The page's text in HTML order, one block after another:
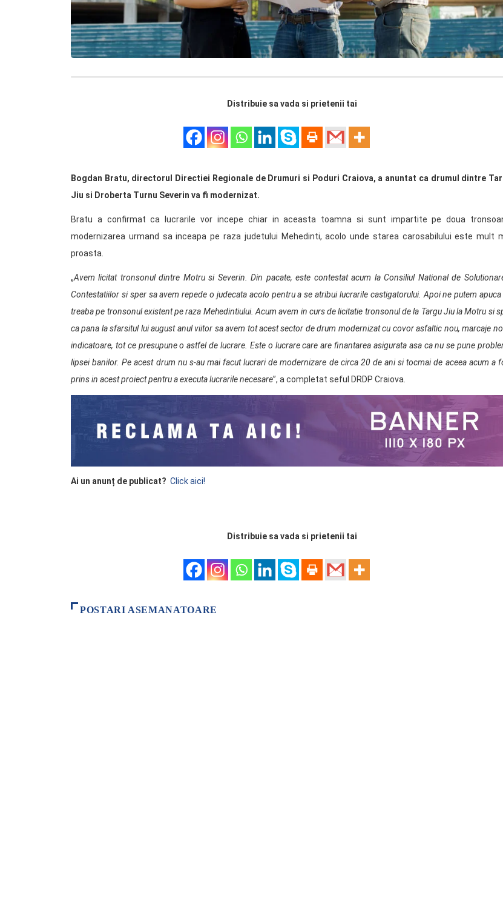
Distribuie sa vada si prietenii tai
Bogdan Bratu, directorul Directiei Regionale de Drumuri si Poduri Craiova, a anuntat ca drumul dintre
Jiu si Droberta Turnu Severin va fi modernizat.
Bratu a confirmat ca lucrarile vor incepe chiar in aceasta toamna si sunt impartite pe doua
modernizarea urmand sa inceapa pe raza judetului Mehedinti, acolo unde starea carosabilului este mult
proasta.
„Avem licitat tronsonul dintre Motru si Severin. Din pacate, este contestat acum la Consiliul National de
Contestatiilor si sper sa avem repede o judecata acolo pentru a se atribui lucrarile castigatorului. Apoi ne putem apuca
treaba pe tronsonul existent pe raza Mehedintiului. Acum avem in curs de licitatie tronsonul de la Targu Jiu la Motru si
ca pana la sfarsitul lui august anul viitor sa avem tot acest sector de drum modernizat cu covor asfaltic nou, marcaje
indicatoare, tot ce presupune o astfel de lucrare. Este o lucrare care are finantarea asigurata asa ca nu se pune
lipsei banilor. Pe acest drum nu s-au mai facut lucrari de modernizare de circa 20 de ani si tocmai de aceea acum a
prins in acest proiect pentru a executa lucrarile necesare”, a completat seful DRDP Craiova.
Ai un anunț de publicat? Click aici!
Distribuie sa vada si prietenii tai
POSTARI ASEMANATOARE